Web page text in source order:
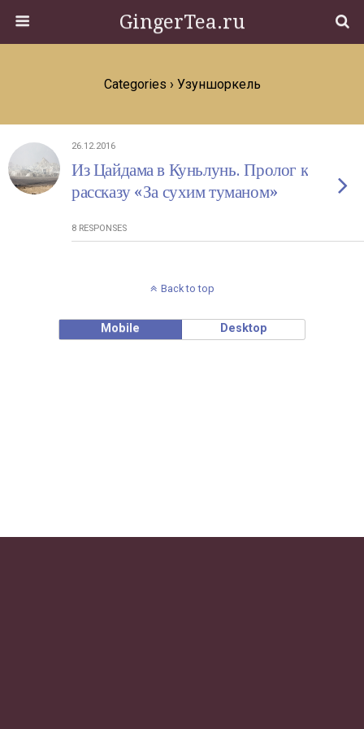
GingerTea.ru
Categories › Узуншоркель
26.12.2016
Из Цайдама в Куньлунь. Пролог к
рассказу «За сухим туманом»
8 RESPONSES
Back to top
Mobile Desktop